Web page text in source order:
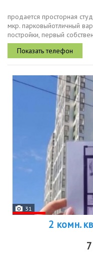
продается просторная
мкр. парковыйотличный
постройки, первый
ремонт, въезжай и живи.что
остаётся...
31
2 комн.